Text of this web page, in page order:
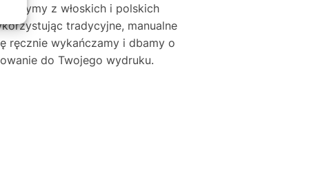
z włoskich i polskich
tradycyjne, manualne
ręcznie wykańczamy i dbamy o
do Twojego wydruku.